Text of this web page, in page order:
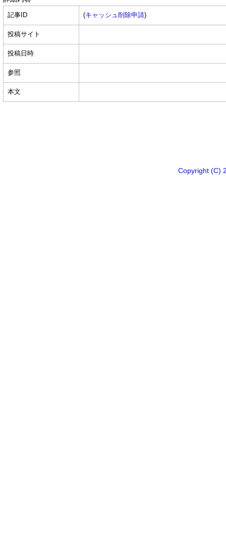
記事ID (キャッシュ削除申請)
投稿サイト
投稿日時
参照
本文
Copyright (C)